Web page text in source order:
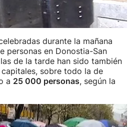
durante la mañana
personas en Donostia-San
de la tarde han sido también
sobre todo la de
a 25 000 personas, según la